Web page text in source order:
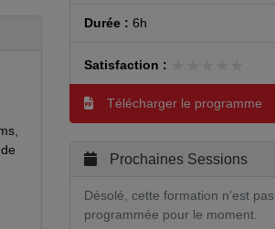
Durée : 6h
Satisfaction :
Télécharger le programme
Prochaines Sessions
Désolé, cette formation n'est pas
programmée pour le moment.